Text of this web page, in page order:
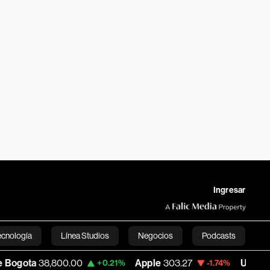
Ingresar
Línea Studios Negocios Podcasts
English+0.21% Apple 303.27 -1.74% USD COP